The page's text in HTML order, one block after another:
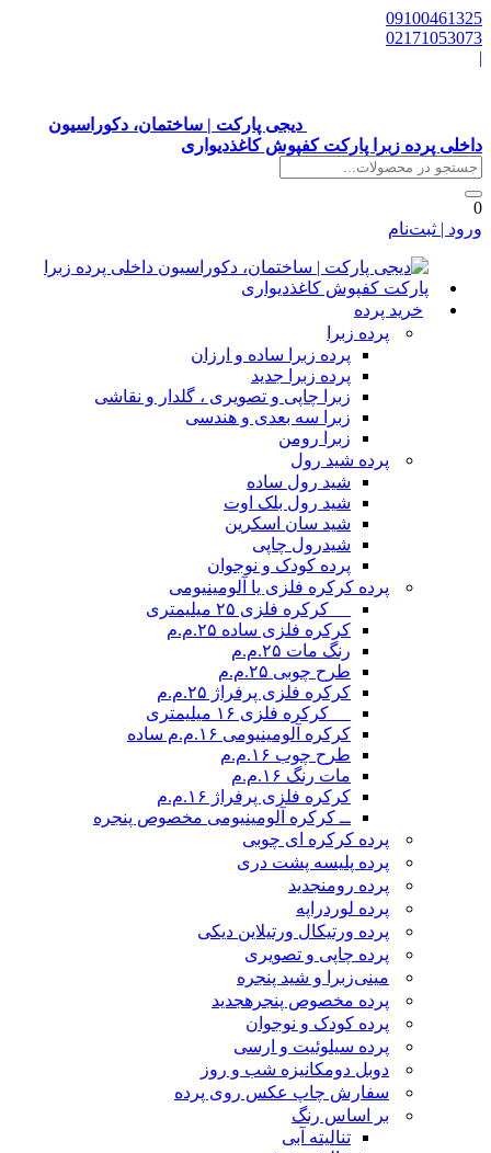
دیجی پارکت | ساختمان، دکوراسیون
زبرا پارکت کفپوش کاغذدیواری
خرید پرده
پرده زبرا
پرده زبرا ساده و ارزان
پرده زبرا جدید
زبرا چاپی و تصویری ، گلدار و نقاشی
زبرا سه بعدی و هندسی
زبرا رومن
پرده شید رول
شید رول ساده
شید رول بلک اوت
شید سان اسکرین
شیدرول چاپی
پرده کودک و نوجوان
پرده کرکره فلزی یا آلومینیومی
__ کرکره فلزی ۲۵ میلیمتری
کرکره فلزی ساده ۲۵.م.م
رنگ مات ۲۵.م.م
طرح چوبی ۲۵.م.م
کرکره فلزی پرفراژ ۲۵.م.م
__ کرکره فلزی ۱۶ میلیمتری
کرکره آلومینیومی ۱۶.م.م ساده
طرح چوب ۱۶.م.م
مات رنگ ۱۶.م.م
کرکره فلزی پرفراژ ۱۶.م.م
ــ کرکره آلومینیومی مخصوص پنجره
پرده کرکره ای چوبی
پرده پلیسه پشت دری
پرده رومنجدید
پرده لوردراپه
پرده ورتیکال ورتیلاین دیکی
پرده چاپی و تصویری
مینی‌زبرا و شید پنجره
پرده مخصوص پنجرهجدید
پرده کودک و نوجوان
پرده سیلوئیت و ارسی
دوبل دومکانیزه شب و روز
سفارش چاپ عکس روی پرده
بر اساس رنگ
تنالیته آبی